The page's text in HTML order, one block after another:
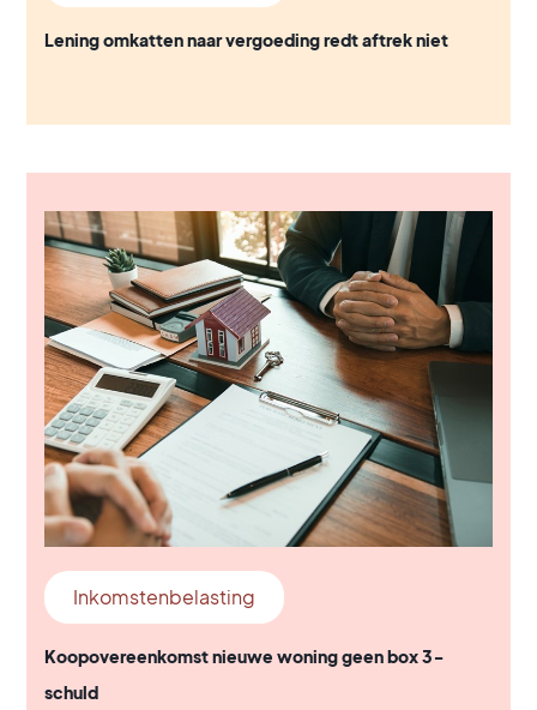
Lening omkatten naar vergoeding redt aftrek niet
Inkomstenbelasting
Koopovereenkomst nieuwe woning geen box 3-
schuld